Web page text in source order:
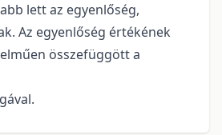
lett az egyenlőség,
Az egyenlőség értékének
összefüggött a